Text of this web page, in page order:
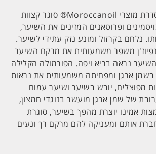
מנדינג אינפיוז'ן מסדרת מוצרי Moroccanoil® סוגר קצוות
ופרוטאנים המזינים את השיער,
נלחם בקרזול ומונע נזק עתידי לשיער.
משפר משמעותית את מרקם השיער
נראה בריא ויפה. הפורמולה הקלילה
ארגן ומפחיתה משמעותית את נראות
מפוצלים, יובש בשיער ושיער עמום
של שמן ארגן מועשר בנוגדי חמצון,
אמינו יוצרת מהפך בשיער, סוגרת
אותם ומעניקה להם מרקם רך ונעים